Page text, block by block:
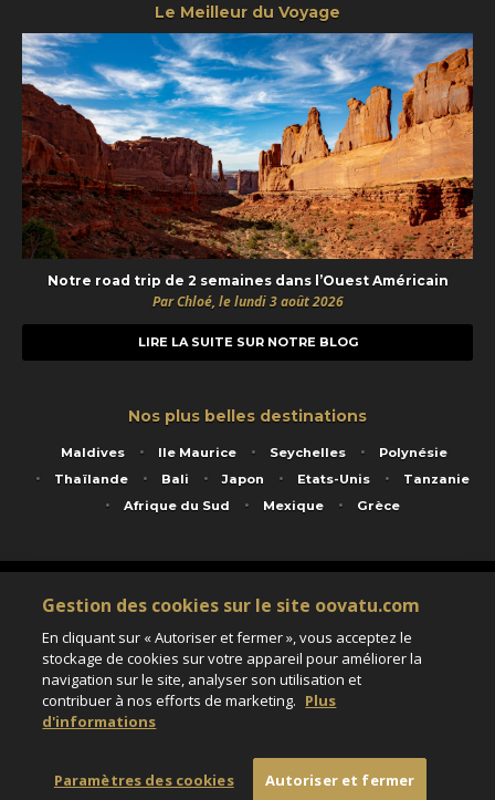
Le Meilleur du Voyage
Notre road trip de 2 semaines dans l’Ouest Américain
Par Chloé, le lundi 3 août 2026
LIRE LA SUITE SUR NOTRE BLOG
Nos plus belles destinations
Maldives Ile Maurice Seychelles
Polynésie
Thaïlande
Bali Japon Etats-Unis
Tanzanie
Afrique du Sud
Mexique Grèce
Service animé par Nautil Voyages - 22 rue Georges Picquart 75017 Paris - S.A.S
au capital de 155 696 euros - RCS Paris B 423 671 973 - Code APE 7911Z
Matricule Atout France IM075100020 - Garantie financière Groupama - Agrément IATA
Assurance responsabilité civile et professionnelle HISCOX RCP0081066
Paramètres des cookies
Gestion des cookies sur le site oovatu.com
En cliquant sur « Autoriser et fermer », vous acceptez le
stockage de cookies sur votre appareil pour améliorer la
navigation sur le site, analyser son utilisation et
contribuer à nos efforts de marketing. Plus
d'informations
Paramètres des cookies Autoriser et fermer